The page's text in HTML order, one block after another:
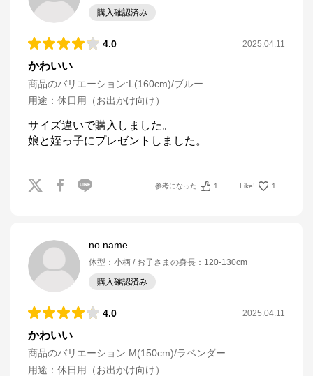
購入確認済み
4.0 2025.04.11
かわいい
商品のバリエーション:L(160cm)/ブルー
用途 ： 休日用（お出かけ向け）
サイズ違いで購入しました。
娘と姪っ子にプレゼントしました。
参考になった 1 Like! 1
no name
体型 ： 小柄 お子さまの身長 ： 120-130cm
購入確認済み
4.0 2025.04.11
かわいい
商品のバリエーション:M(150cm)/ラベンダー
用途 ： 休日用（お出かけ向け）